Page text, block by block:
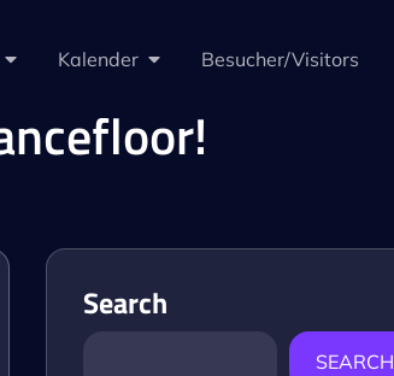
Kalender Besucher/Visitors
Search
SEARCH